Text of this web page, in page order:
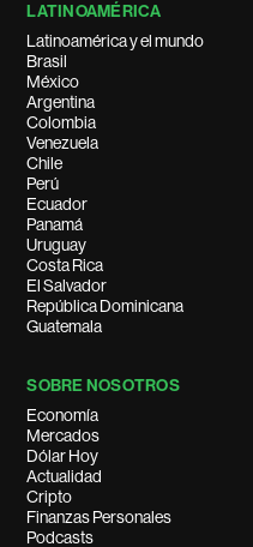
LATINOAMÉRICA
Latinoamérica y el mundo
Brasil
México
Argentina
Colombia
Venezuela
Chile
Perú
Ecuador
Panamá
Uruguay
Costa Rica
El Salvador
República Dominicana
Guatemala
SOBRE NOSOTROS
Economía
Mercados
Dólar Hoy
Actualidad
Cripto
Finanzas Personales
Podcasts